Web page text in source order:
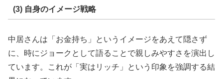
(3) 自身のイメージ戦略
中居さんは「お金持ち」というイメージをあえて隠さず
に、時にジョークとして語ることで親しみやすさを演出し
ています。これが「実はリッチ」という印象を強調する結